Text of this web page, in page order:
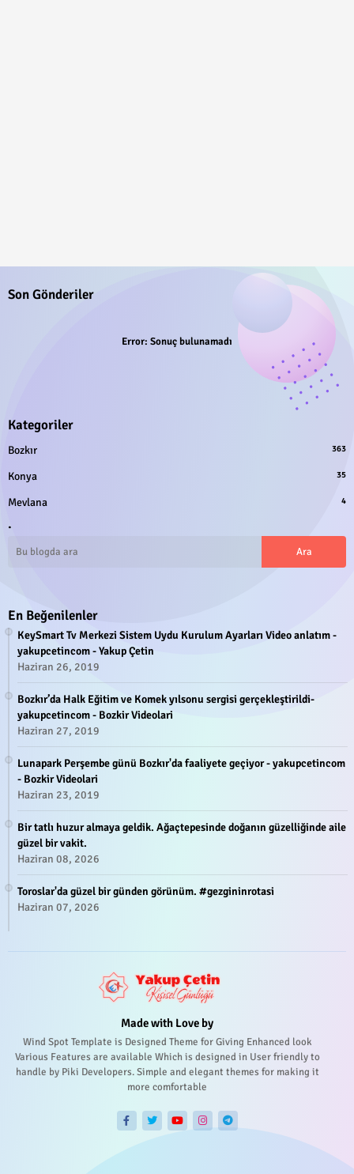
Son Gönderiler
Error: Sonuç bulunamadı
Kategoriler
Bozkır 363
Konya 35
Mevlana 4
.
En Beğenilenler
KeySmart Tv Merkezi Sistem Uydu Kurulum Ayarları Video anlatım -
yakupcetincom - Yakup Çetin
Haziran 26, 2019
Bozkır’da Halk Eğitim ve Komek yılsonu sergisi gerçekleştirildi-
yakupcetincom - Bozkir Videolari
Haziran 27, 2019
Lunapark Perşembe günü Bozkır'da faaliyete geçiyor - yakupcetincom
- Bozkir Videolari
Haziran 23, 2019
Bir tatlı huzur almaya geldik. Ağaçtepesinde doğanın güzelliğinde aile
güzel bir vakit.
Haziran 08, 2026
Toroslar'da güzel bir günden görünüm. #gezgininrotasi
Haziran 07, 2026
Made with Love by
Wind Spot Template is Designed Theme for Giving Enhanced look
Various Features are available Which is designed in User friendly to
handle by Piki Developers. Simple and elegant themes for making it
more comfortable